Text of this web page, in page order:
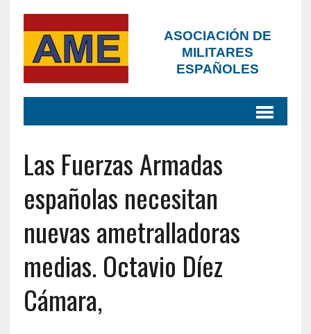
ASOCIACIÓN DE
MILITARES
ESPAÑOLES
Las Fuerzas Armadas
españolas necesitan
nuevas ametralladoras
medias. Octavio Díez
Cámara,